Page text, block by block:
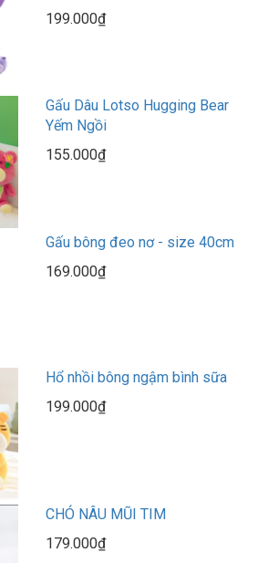
199.000₫
Gấu Dâu Lotso Hugging Bear
Yếm Ngồi
155.000₫
Gấu bông đeo nơ - size 40cm
169.000₫
Hổ nhồi bông ngậm bình sữa
199.000₫
CHÓ NÂU MŨI TIM
179.000₫